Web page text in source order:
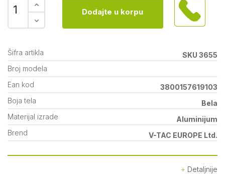
Dodajte u korpu
Šifra artikla
SKU 3655
Broj modela
Ean kod
3800157619103
Boja tela
Bela
Materijal izrade
Aluminijum
Brend
V-TAC EUROPE Ltd.
Detaljnije